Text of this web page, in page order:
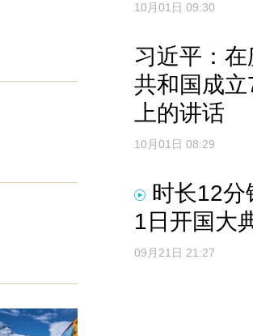
10月01日 09:30
习近平：
共和国成
上的讲话
10月01日 08:29
时长12分
1日开国大
09月21日 21:27